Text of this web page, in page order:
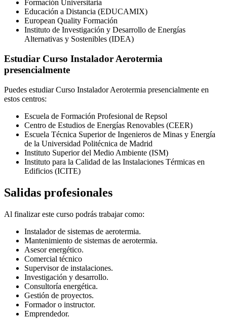
Formación Universitaria
Educación a Distancia (EDUCAMIX)
European Quality Formación
Instituto de Investigación y Desarrollo de Energías
Alternativas y Sostenibles (IDEA)
Estudiar Curso Instalador Aerotermia
presencialmente
Puedes estudiar Curso Instalador Aerotermia presencialmente en
estos centros:
Escuela de Formación Profesional de Repsol
Centro de Estudios de Energías Renovables (CEER)
Escuela Técnica Superior de Ingenieros de Minas y Energía
de la Universidad Politécnica de Madrid
Instituto Superior del Medio Ambiente (ISM)
Instituto para la Calidad de las Instalaciones Térmicas en
Edificios (ICITE)
Salidas profesionales
Al finalizar este curso podrás trabajar como:
Instalador de sistemas de aerotermia.
Mantenimiento de sistemas de aerotermia.
Asesor energético.
Comercial técnico
Supervisor de instalaciones.
Investigación y desarrollo.
Consultoría energética.
Gestión de proyectos.
Formador o instructor.
Emprendedor.